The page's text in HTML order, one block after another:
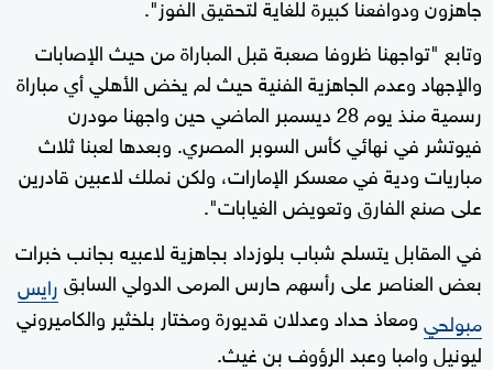
وتابع "تواجهنا ظروفا صعبة قبل المباراة من حيث الإصابات
والإجهاد وعدم الجاهزية الفنية حيث لم يخض الأهلي أي مباراة
رسمية منذ يوم 28 ديسمبر الماضي حين واجهنا مودرن
فيوتشر في نهائي كأس السوبر المصري. وبعدها لعبنا ثلاث
مباريات ودية في معسكر الإمارات، ولكن نملك لاعبين قادرين
على صنع الفارق وتعويض الغيابات".
في المقابل يتسلح شباب بلوزداد بجاهزية لاعبيه بجانب خبرات
بعض العناصر على رأسهم حارس المرمى الدولي السابقرايس
مبولحيومعاذ حداد وعدلان قديورة ومختار بلخثير والكاميروني
ليونيل وامبا وعبد الرؤوف بن غيث.